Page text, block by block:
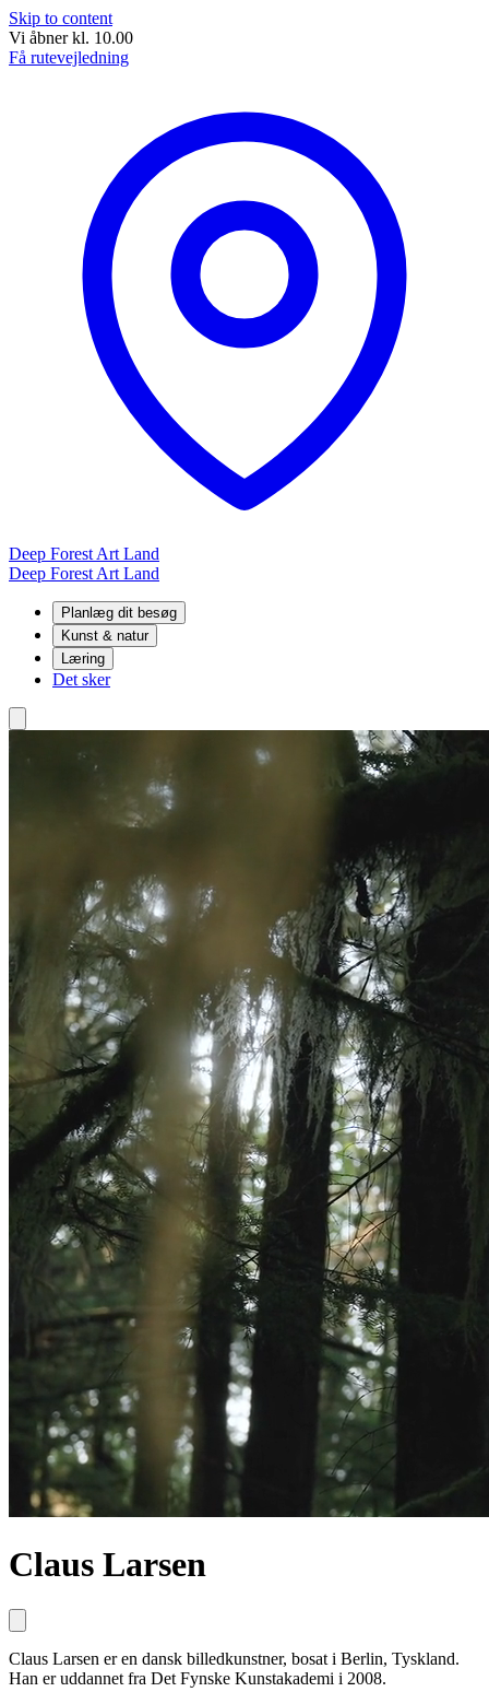
Skip to content
Vi åbner kl. 10.00
Få rutevejledning
Deep Forest Art Land
Deep Forest Art Land
Planlæg dit besøg
Kunst & natur
Læring
Det sker
Claus Larsen
Claus Larsen er en dansk billedkunstner, bosat i Berlin, Tyskland.
Han er uddannet fra Det Fynske Kunstakademi i 2008.